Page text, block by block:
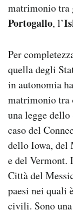
matrimonio tra
Portogallo, l’
Per
quella degli
in autonomia
matrimonio tra
una legge
caso del
dello Iowa, del
e del Vermont.
Città del
paesi nei quali
civili. Sono